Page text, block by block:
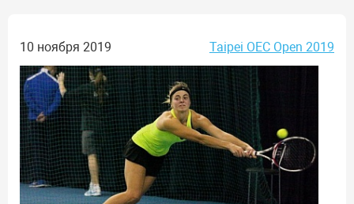
10 ноября 2019 Taipei OEC Open 2019